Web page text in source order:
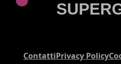
ContattiPrivacy Policy